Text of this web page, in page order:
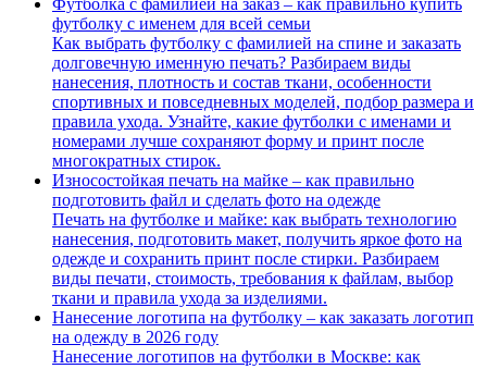
Футболка с фамилией на заказ – как правильно купить
футболку с именем для всей семьи
Как выбрать футболку с фамилией на спине и заказать
долговечную именную печать? Разбираем виды
нанесения, плотность и состав ткани, особенности
спортивных и повседневных моделей, подбор размера и
правила ухода. Узнайте, какие футболки с именами и
номерами лучше сохраняют форму и принт после
многократных стирок.
Износостойкая печать на майке – как правильно
подготовить файл и сделать фото на одежде
Печать на футболке и майке: как выбрать технологию
нанесения, подготовить макет, получить яркое фото на
одежде и сохранить принт после стирки. Разбираем
виды печати, стоимость, требования к файлам, выбор
ткани и правила ухода за изделиями.
Нанесение логотипа на футболку – как заказать логотип
на одежду в 2026 году
Нанесение логотипов на футболки в Москве: как